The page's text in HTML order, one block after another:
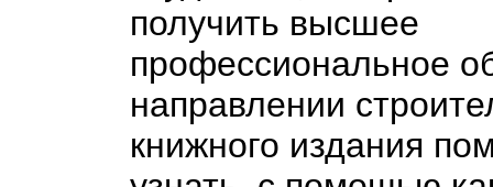
получить высшее
профессиональное
направлении
книжного издания